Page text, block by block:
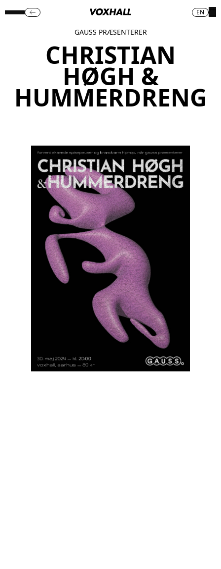
EN
GAUSS PRÆSENTERER
CHRISTIAN
HØGH &
HUMMERDRENG